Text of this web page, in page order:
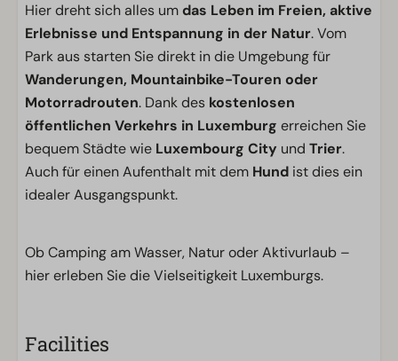
Hier dreht sich alles umdas Leben im Freien, aktive
Erlebnisse und Entspannung in der Natur. Vom
Park aus starten Sie direkt in die Umgebung für
Wanderungen, Mountainbike-Touren oder
Motorradrouten. Dank des kostenlosen
öffentlichen Verkehrs in Luxemburg erreichen Sie
bequem Städte wie Luxembourg City und Trier.
Auch für einen Aufenthalt mit dem Hund ist dies ein
idealer Ausgangspunkt.
Ob Camping am Wasser, Natur oder Aktivurlaub –
hier erleben Sie die Vielseitigkeit Luxemburgs.
Facilities